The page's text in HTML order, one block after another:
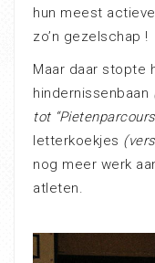
hun meest
zo’n gezelschap !
Maar daar stopte
hindernissenbaan
tot
letterkoekjes
nog meer werk
atleten.